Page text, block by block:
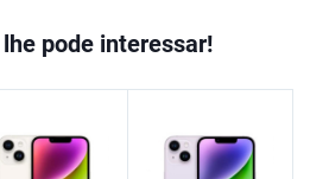
pode interessar!